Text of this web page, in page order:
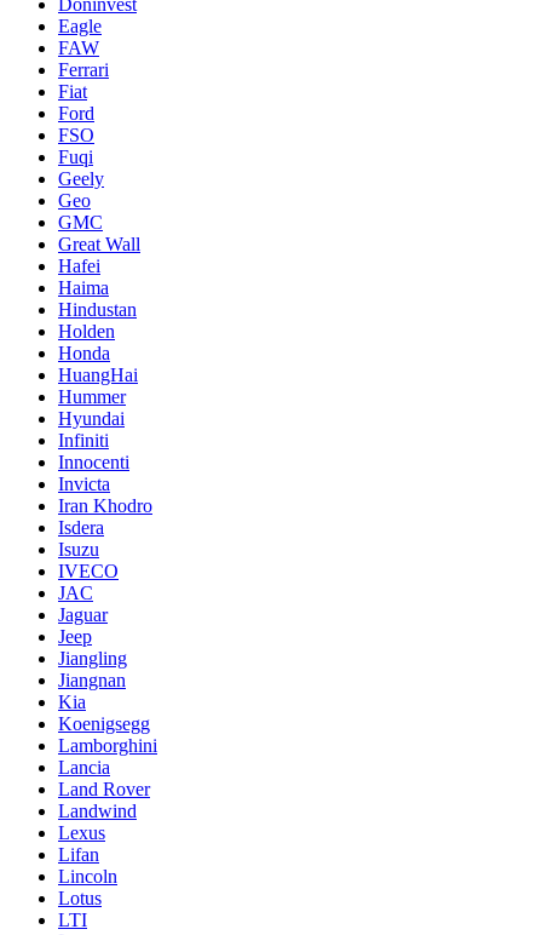
Doninvest
Eagle
FAW
Ferrari
Fiat
Ford
FSO
Fuqi
Geely
Geo
GMC
Great Wall
Hafei
Haima
Hindustan
Holden
Honda
HuangHai
Hummer
Hyundai
Infiniti
Innocenti
Invicta
Iran Khodro
Isdera
Isuzu
IVECO
JAC
Jaguar
Jeep
Jiangling
Jiangnan
Kia
Koenigsegg
Lamborghini
Lancia
Land Rover
Landwind
Lexus
Lifan
Lincoln
Lotus
LTI